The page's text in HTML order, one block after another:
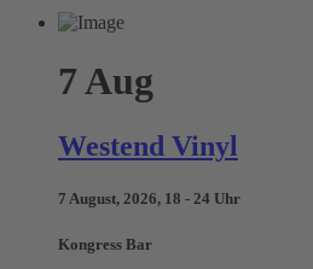
7Aug
Westend Vinyl
7 August, 2026, 18 - 24 Uhr
Kongress Bar